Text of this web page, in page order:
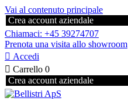
Vai al contenuto principale
Crea account aziendale
Chiamaci: +45 39274707
Prenota una visita allo showroom
 Accedi
 Carrello 0
Crea account aziendale